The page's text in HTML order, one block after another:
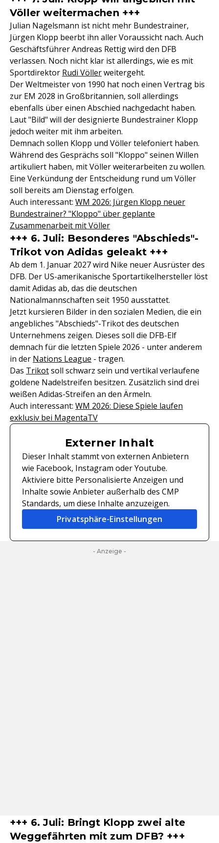
Völler weitermachen +++
Julian Nagelsmann ist nicht mehr Bundestrainer,
Jürgen Klopp beerbt ihn aller Voraussicht nach. Auch
Geschäftsführer Andreas Rettig wird den DFB
verlassen. Noch nicht klar ist allerdings, wie es mit
Sportdirektor Rudi Völlerweitergeht.
Der Weltmeister von 1990 hat noch einen Vertrag bis
zur EM 2028 in Großbritannien, soll allerdings
ebenfalls über einen Abschied nachgedacht haben.
Laut "Bild" will der designierte Bundestrainer Klopp
jedoch weiter mit ihm arbeiten.
Demnach sollen Klopp und Völler telefoniert haben.
Während des Gesprächs soll "Kloppo" seinen Willen
artikuliert haben, mit Völler weiterarbeiten zu wollen.
Eine Verkündung der Entscheidung rund um Völler
soll bereits am Dienstag erfolgen.
Auch interessant: WM 2026: Jürgen Klopp neuer
Bundestrainer? "Kloppo" über geplante
Zusammenarbeit mit Völler
+++ 6. Juli: Besonderes "Abschieds"-
Trikot von Adidas geleakt +++
Ab dem 1. Januar 2027 wird Nike neuer Ausrüster des
DFB. Der US-amerikanische Sportartikelhersteller löst
damit Adidas ab, das die deutschen
Nationalmannschaften seit 1950 ausstattet.
Jetzt kursieren Bilder in den sozialen Medien, die ein
angebliches "Abschieds"-Trikot des deutschen
Unternehmens zeigen. Dieses soll die DFB-Elf
demnach für die letzten Spiele 2026 - unter anderem
in der Nations League - tragen.
Das Trikotsoll schwarz sein und vertikal verlaufene
goldene Nadelstreifen besitzen. Zusätzlich sind drei
weißen Adidas-Streifen an den Ärmeln.
Auch interessant: WM 2026: Diese Spiele laufen
exklusiv bei MagentaTV
Externer Inhalt
Dieser Inhalt stammt von externen Anbietern
wie Facebook, Instagram oder Youtube.
Aktiviere bitte Personalisierte Anzeigen und
Inhalte sowie Anbieter außerhalb des CMP
Standards, um diese Inhalte anzuzeigen.
Privatsphäre-Einstellungen
- Anzeige -
+++ 6. Juli: Bringt Klopp zwei alte
Weggefährten mit zum DFB? +++